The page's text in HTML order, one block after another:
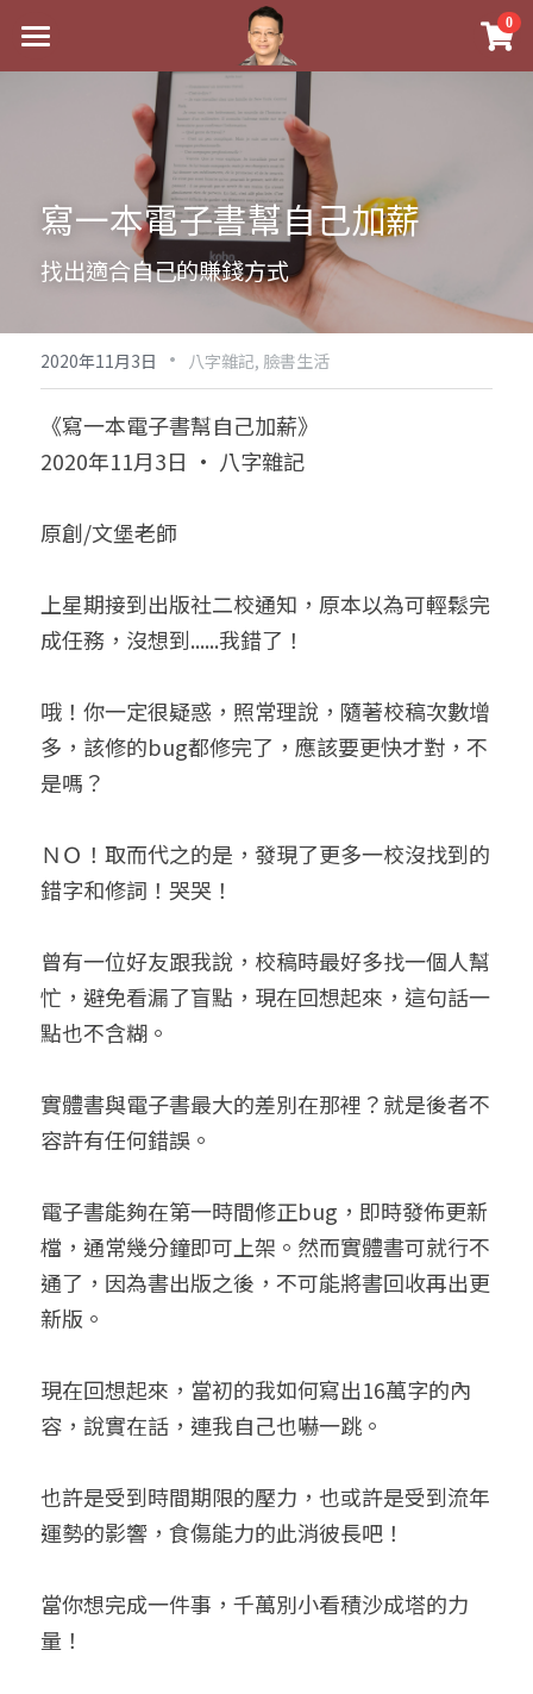
0
最新消息
實體經營
祖傳命理
課程介紹
後天派陽宅
黃金會員專區
八字雜記
心靈成長
人氣最高
臉書生活
試閱專區
Podcast聽書
團隊訓練營
八字視頻
線上直播
線上學苑
八字初階班1
八字初階班2
八字中階班
五人實戰班
五行計算初階班
五行計算高階班
團隊訓練營
命理商城
八字完整班
科學八字推理PDF
小兒命名
我的著作
科學八字推理2
科學八字輕鬆學
批命預約
常見問題
登錄 /註冊
搜索
繁體中文
support@p8zicourse.com
五行八字線上班
寫一本電子書幫自己加薪
找出適合自己的賺錢方式
2020年11月3日 · 八字雜記, 臉書生活
《寫一本電子書幫自己加薪》
2020年11月3日 · 八字雜記
原創/文堡老師
上星期接到出版社二校通知，原本以為可輕鬆完
成任務，沒想到......我錯了！
哦！你一定很疑惑，照常理說，隨著校稿次數增
多，該修的bug都修完了，應該要更快才對，不
是嗎？
ＮＯ！取而代之的是，發現了更多一校沒找到的
錯字和修詞！哭哭！
曾有一位好友跟我說，校稿時最好多找一個人幫
忙，避免看漏了盲點，現在回想起來，這句話一
點也不含糊。
實體書與電子書最大的差別在那裡？就是後者不
容許有任何錯誤。
電子書能夠在第一時間修正bug，即時發佈更新
檔，通常幾分鐘即可上架。然而實體書可就行不
通了，因為書出版之後，不可能將書回收再出更
新版。
現在回想起來，當初的我如何寫出16萬字的內
容，說實在話，連我自己也嚇一跳。
也許是受到時間期限的壓力，也或許是受到流年
運勢的影響，食傷能力的此消彼長吧！
當你想完成一件事，千萬別小看積沙成塔的力
量！
×
商品分類
八字線上完整班
科學八字推理PDF
《十神高階實戰錄》完整典藏版
1美元超值PDF
Podcast聽書